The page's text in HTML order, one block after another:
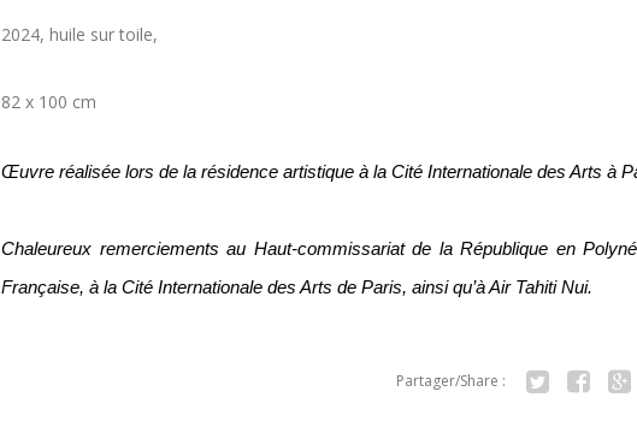
2024, huile sur toile,
82 x 100 cm
Œuvre réalisée lors de la résidence artistique à la Cité Internationale des Arts à
Chaleureux remerciements au Haut-commissariat de la République en
Française, à la Cité Internationale des Arts de Paris, ainsi qu’à Air Tahiti Nui.
Partager/Share :